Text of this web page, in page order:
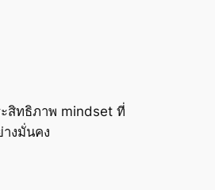
สิทธิภาพ mindset ที่
งมั่นคง